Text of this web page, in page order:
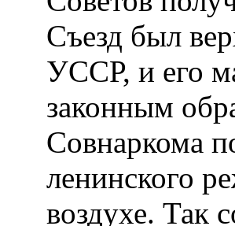
Съезд был
УССР, и его
законным
Совнаркома
ленинского
воздухе. Так